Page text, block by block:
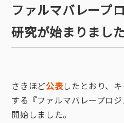
ファルマバレープ
研究が始まりまし
さきほど公表したとおり、
する『ファルマバレープロ
開始しました。